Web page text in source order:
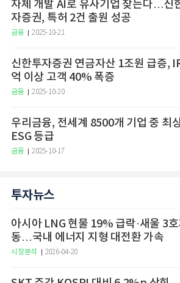
자체 개발 AI로 유사기업 찾는다…신
자증권, 특허 2건 출원 성공
금융 2025-10-21
신한투자증권 연금자산 1조원 급증,
억 이상 고객 40% 폭증
금융 2025-10-20
우리금융, 전세계 8500개 기업 중 최
ESG 등급
금융 2025-10-17
투자뉴스
아시아 LNG 현물 19% 급락·새울 3호
동…국내 에너지 지형 대전환 가속
시장분석 2026-04-20